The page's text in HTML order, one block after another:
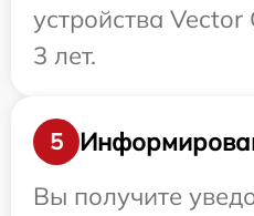
устройства
3 лет.
5
Вы получите